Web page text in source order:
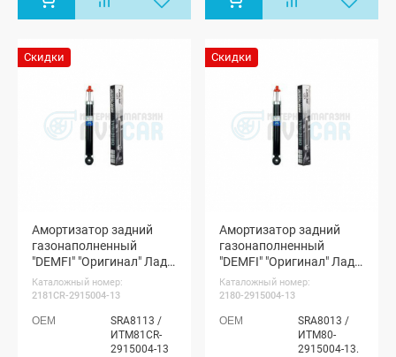
Скидки
Амортизатор задний
газонаполненный
"DEMFI" "Оригинал" Лада
Веста Кросс, Веста NG
Кросс (1 шт.)
Каталожный номер:
2181CR-2915004-13
SRA8113 /
ИТМ81CR-
2915004-13
Скидки
Амортизатор задний
газонаполненный
"DEMFI" "Оригинал" Лада
Веста, Веста NG (1 шт.)
Каталожный номер:
2180-2915004-13
SRA8013 /
ИТМ80-
2915004-13.